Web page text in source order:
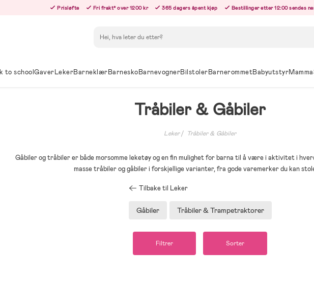
Prisløfte Fri frakt* over 1200 kr 365 dagers åpent kjøp Bestillinger etter 12:00 sendes
to schoolGaverLekerBarneklærBarneskoBarnevognerBilstolerBarnerommetBabyutstyrMamma
Tråbiler & Gåbiler
Leker Tråbiler & Gåbiler
Gåbiler og tråbiler er både morsomme leketøy og en fin mulighet for barna til å være i aktivitet i
masse tråbiler og gåbiler i forskjellige varianter, fra gode varemerker du kan
Tilbake til Leker
Gåbiler Tråbiler & Trampetraktorer
Filtrer Sorter